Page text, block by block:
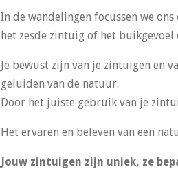
In de wandelingen focussen we
het zesde zintuig of het
Je bewust zijn van je zintuigen en
geluiden van de natuur.
Door het juiste gebruik van je
Het ervaren en beleven van een
Jouw zintuigen zijn uniek, ze